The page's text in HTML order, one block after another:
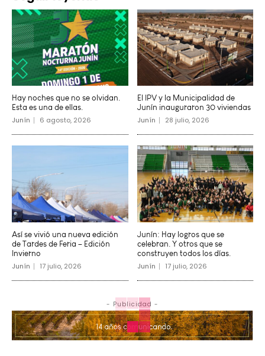
Hay noches que no se olvidan.
Esta es una de ellas.
Junín 6 agosto, 2026
El IPV y la Municipalidad de
Junín inauguraron 30 viviendas
Junín 28 julio, 2026
Así se vivió una nueva edición
de Tardes de Feria – Edición
Invierno
Junín 17 julio, 2026
Junín: Hay logros que se
celebran. Y otros que se
construyen todos los días.
Junín 17 julio, 2026
- Publicidad -